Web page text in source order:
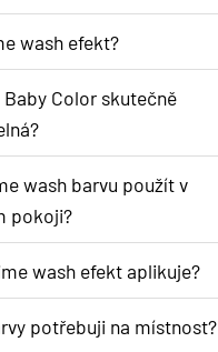
wash efekt?
Color skutečně
wash barvu použít v
pokoji?
wash efekt aplikuje?
potřebuji na místnost?